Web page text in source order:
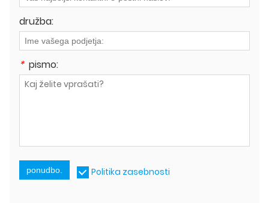
družba:
* pismo:
ponudbo. Politika zasebnosti